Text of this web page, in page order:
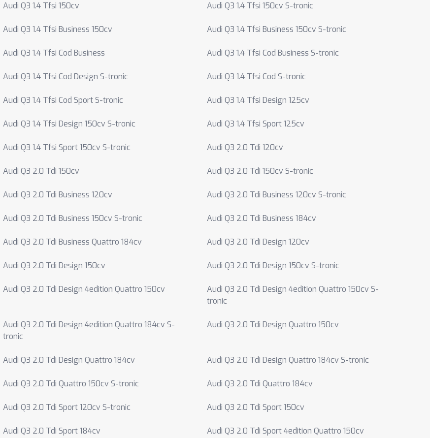
Audi Q3 1.4 Tfsi 150cv Audi Q3 1.4 Tfsi 150cv S-tronic
Audi Q3 1.4 Tfsi Business 150cv Audi Q3 1.4 Tfsi Business 150cv S-tronic
Audi Q3 1.4 Tfsi Cod Business Audi Q3 1.4 Tfsi Cod Business S-tronic
Audi Q3 1.4 Tfsi Cod Design S-tronic Audi Q3 1.4 Tfsi Cod S-tronic
Audi Q3 1.4 Tfsi Cod Sport S-tronic Audi Q3 1.4 Tfsi Design 125cv
Audi Q3 1.4 Tfsi Design 150cv S-tronic Audi Q3 1.4 Tfsi Sport 125cv
Audi Q3 1.4 Tfsi Sport 150cv S-tronic Audi Q3 2.0 Tdi 120cv
Audi Q3 2.0 Tdi 150cv Audi Q3 2.0 Tdi 150cv S-tronic
Audi Q3 2.0 Tdi Business 120cv Audi Q3 2.0 Tdi Business 120cv S-tronic
Audi Q3 2.0 Tdi Business 150cv S-tronic Audi Q3 2.0 Tdi Business 184cv
Audi Q3 2.0 Tdi Business Quattro 184cv Audi Q3 2.0 Tdi Design 120cv
Audi Q3 2.0 Tdi Design 150cv Audi Q3 2.0 Tdi Design 150cv S-tronic
Audi Q3 2.0 Tdi Design 4edition Quattro 150cv
Audi Q3 2.0 Tdi Design 4edition Quattro 150cv S-
tronic
Audi Q3 2.0 Tdi Design 4edition Quattro 184cv S-
tronic
Audi Q3 2.0 Tdi Design Quattro 150cv
Audi Q3 2.0 Tdi Design Quattro 184cv Audi Q3 2.0 Tdi Design Quattro 184cv S-tronic
Audi Q3 2.0 Tdi Quattro 150cv S-tronic Audi Q3 2.0 Tdi Quattro 184cv
Audi Q3 2.0 Tdi Sport 120cv S-tronic Audi Q3 2.0 Tdi Sport 150cv
Audi Q3 2.0 Tdi Sport 184cv Audi Q3 2.0 Tdi Sport 4edition Quattro 150cv